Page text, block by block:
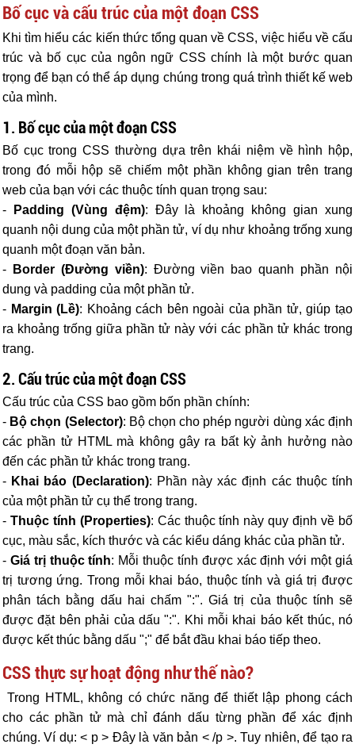
Bố cục và cấu trúc của một đoạn CSS
Khi tìm hiểu các kiến thức tổng quan về CSS, việc hiểu về cấu
trúc và bố cục của ngôn ngữ CSS chính là một bước quan
trọng để bạn có thể áp dụng chúng trong quá trình thiết kế web
của mình.
1. Bố cục của một đoạn CSS
Bố cục trong CSS thường dựa trên khái niệm về hình hộp,
trong đó mỗi hộp sẽ chiếm một phần không gian trên trang
web của bạn với các thuộc tính quan trọng sau:
-
Padding (Vùng đệm): Đây là khoảng không gian xung
quanh nội dung của một phần tử, ví dụ như khoảng trống xung
quanh một đoạn văn bản.
-
Border (Đường viền): Đường viền bao quanh phần nội
dung và padding của một phần tử.
- Margin (Lề): Khoảng cách bên ngoài của phần tử, giúp tạo
ra khoảng trống giữa phần tử này với các phần tử khác trong
trang.
2. Cấu trúc của một đoạn CSS
Cấu trúc của CSS bao gồm bốn phần chính:
- Bộ chọn (Selector): Bộ chọn cho phép người dùng xác định
các phần tử HTML mà không gây ra bất kỳ ảnh hưởng nào
đến các phần tử khác trong trang.
- Khai báo (Declaration): Phần này xác định các thuộc tính
của một phần tử cụ thể trong trang.
- Thuộc tính (Properties): Các thuộc tính này quy định về bố
cục, màu sắc, kích thước và các kiểu dáng khác của phần tử.
- Giá trị thuộc tính: Mỗi thuộc tính được xác định với một giá
trị tương ứng. Trong mỗi khai báo, thuộc tính và giá trị được
phân tách bằng dấu hai chấm ":". Giá trị của thuộc tính sẽ
được đặt bên phải của dấu ":". Khi mỗi khai báo kết thúc, nó
được kết thúc bằng dấu ";" để bắt đầu khai báo tiếp theo.
CSS thực sự hoạt động như thế nào?
Trong HTML, không có chức năng để thiết lập phong cách
cho các phần tử mà chỉ đánh dấu từng phần để xác định
chúng. Ví dụ: < p > Đây là văn bản < /p >. Tuy nhiên, để tạo ra